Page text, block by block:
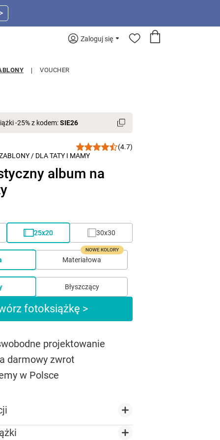
Zaloguj się
VOUCHER
-25% z kodem:SIE26
/ DLA TATY I MAMY
(4.7)
album na
25x20
30x30
Materiałowa
NOWE KOLORY
Błyszczący
fotoksiążkę >
projektowanie
darmowy zwrot
w Polsce